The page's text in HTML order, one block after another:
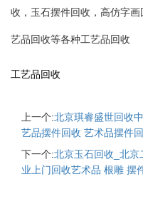
收，玉石摆件回收，高仿字
艺品回收等各种工艺品回收
工艺品回收
上一个:北京琪睿盛世回收
艺品摆件回收 艺术品摆件
下一个:北京玉石回收_北
业上门回收艺术品 根雕 摆